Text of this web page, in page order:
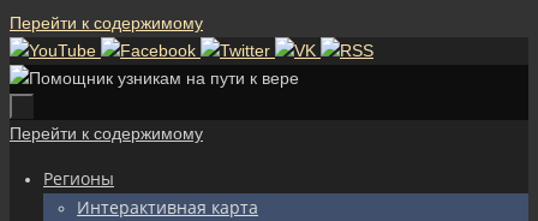
Перейти к содержимому
Перейти к содержимому
Регионы
Интерактивная карта